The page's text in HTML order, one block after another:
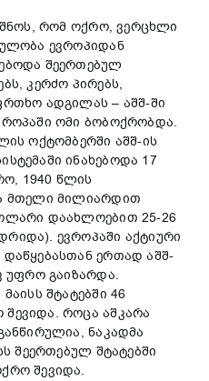
რომ ოქრო, ვერცხლი
ევროპიდან
შეერთებულ
კერძო პირებს,
ადგილას – აშშ-ში
ომი ბობოქრობდა.
ოქტომბერში აშშ-ის
ინახებოდა 17
1940 წლის
მთელი მილიარდით
დაახლოებით 25-26
ევროპაში აქტიური
ერთად აშშ-
უფრო გაიზარდა.
შტატებში 46
როცა აშკარა
ნაკადმა
შეერთებულ შტატებში
შევიდა.